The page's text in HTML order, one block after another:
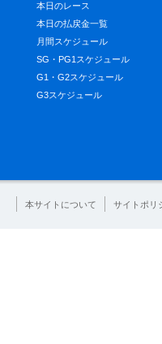
本日のレース
本日の払戻金一覧
月間スケジュール
SG・PG1スケジュール
G1・G2スケジュール
G3スケジュール
本サイトについて サイトポリ